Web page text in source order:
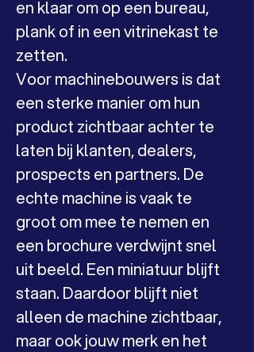
en klaar om op een bureau,
plank of in een vitrinekast te
zetten.
Voor machinebouwers is dat
een sterke manier om hun
product zichtbaar achter te
laten bij klanten, dealers,
prospects en partners. De
echte machine is vaak te
groot om mee te nemen en
een brochure verdwijnt snel
uit beeld. Een miniatuur blijft
staan. Daardoor blijft niet
alleen de machine zichtbaar,
maar ook jouw merk en het